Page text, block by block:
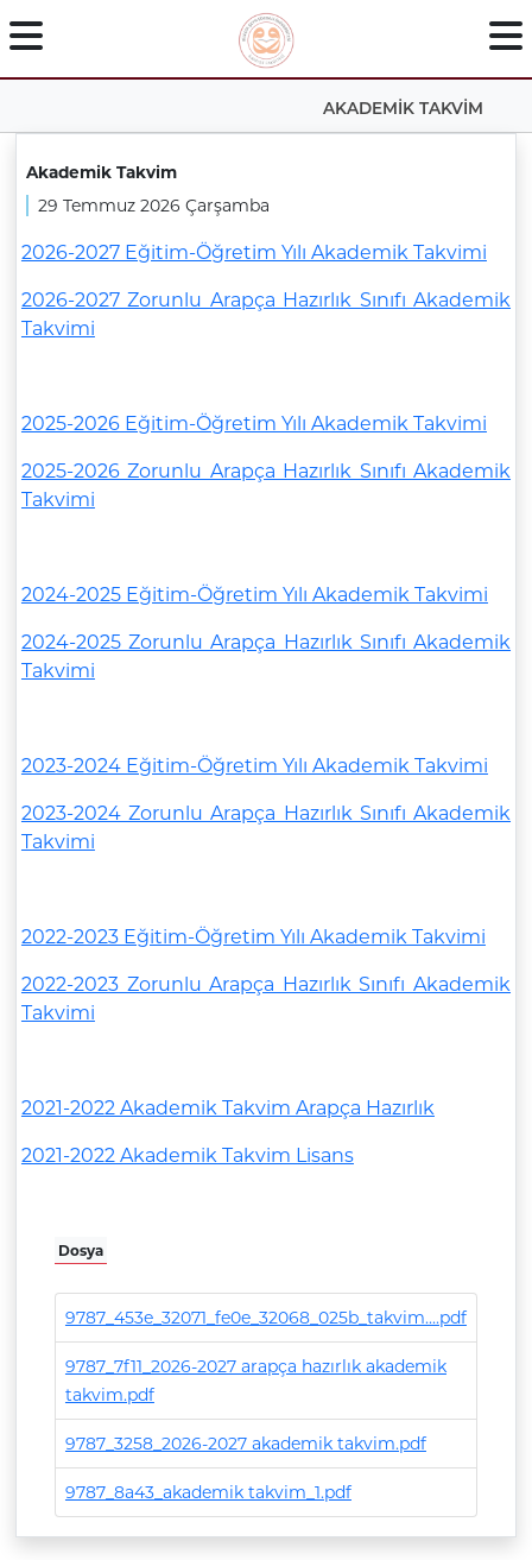
AKADEMİK TAKVİM
Akademik Takvim
29 Temmuz 2026 Çarşamba
2026-2027 Eğitim-Öğretim Yılı Akademik Takvimi
2026-2027 Zorunlu Arapça Hazırlık Sınıfı Akademik
Takvimi
2025-2026 Eğitim-Öğretim Yılı Akademik Takvimi
2025-2026 Zorunlu Arapça Hazırlık Sınıfı Akademik
Takvimi
2024-2025 Eğitim-Öğretim Yılı Akademik Takvimi
2024-2025 Zorunlu Arapça Hazırlık Sınıfı Akademik
Takvimi
2023-2024 Eğitim-Öğretim Yılı Akademik Takvimi
2023-2024 Zorunlu Arapça Hazırlık Sınıfı Akademik
Takvimi
2022-2023 Eğitim-Öğretim Yılı Akademik Takvimi
2022-2023 Zorunlu Arapça Hazırlık Sınıfı Akademik
Takvimi
2021-2022 Akademik Takvim Arapça Hazırlık
2021-2022 Akademik Takvim Lisans
Dosya
9787_453e_32071_fe0e_32068_025b_takvim....pdf
9787_7f11_2026-2027 arapça hazırlık akademik
takvim.pdf
9787_3258_2026-2027 akademik takvim.pdf
9787_8a43_akademik takvim_1.pdf